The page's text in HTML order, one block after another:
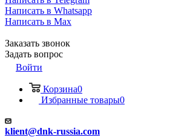
Написать в Whatsapp
Написать в Max
Заказать звонок
Задать вопрос
Войти
Корзина0
Избранные товары0
klient@dnk-russia.com